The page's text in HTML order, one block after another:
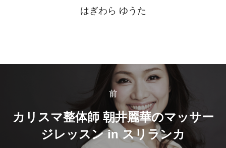
はぎわら ゆうた
ナ
前
前
カリスマ整体師 朝井麗華のマッサー
ジレッスン in スリランカ